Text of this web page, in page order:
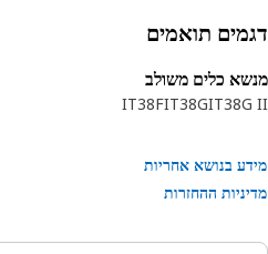
תואמים
כלים משולב
IT38G
IT38F
בנושא אחריות
ההחזרות